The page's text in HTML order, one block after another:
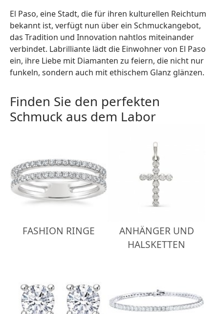
El Paso, eine Stadt, die für ihren kulturellen Reichtum
bekannt ist, verfügt nun über ein Schmuckangebot,
das Tradition und Innovation nahtlos miteinander
verbindet. Labrilliante lädt die Einwohner von El Paso
ein, ihre Liebe mit Diamanten zu feiern, die nicht nur
funkeln, sondern auch mit ethischem Glanz glänzen.
FASHION RINGE
ANHÄNGER UND
HALSKETTEN
Finden Sie den perfekten
Schmuck aus dem Labor